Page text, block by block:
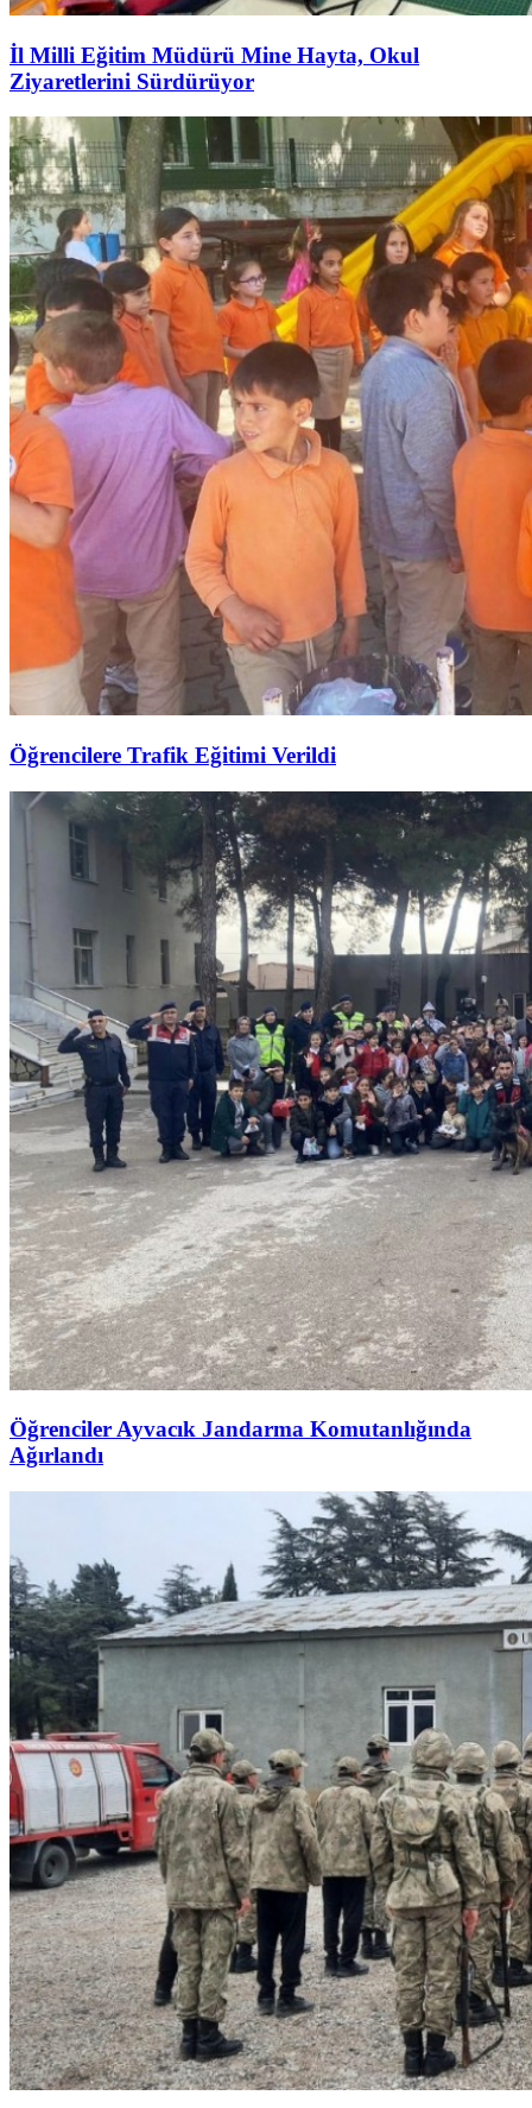
İl Milli Eğitim Müdürü Mine Hayta, Okul
Ziyaretlerini Sürdürüyor
Öğrencilere Trafik Eğitimi Verildi
Öğrenciler Ayvacık Jandarma Komutanlığında
Ağırlandı